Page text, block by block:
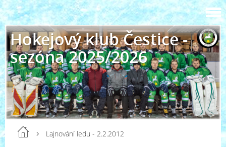
Hokejový klub Čestice -
sezóna 2025/2026
Lajnování ledu - 2.2.2012